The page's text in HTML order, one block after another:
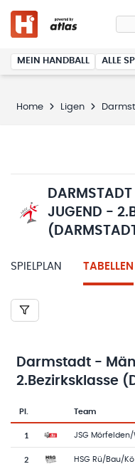
MEIN HANDBALL ALLE
Home Ligen Darmstadt -
JUGEND -
SPIELPLAN TABELLEN
Darmstadt -
2.Bezirksklasse
Pl.
Team-Logo
Team
1 JSG
2 HSG Rü/Bau/Kö